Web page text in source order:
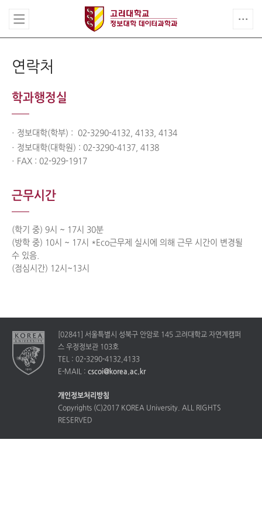
연락처
학과행정실
· 정보대학(학부) : 02-3290-4132, 4133, 4134
· 정보대학(대학원) : 02-3290-4137, 4138
· FAX : 02-929-1917
근무시간
(학기 중) 9시 ~ 17시 30분
(방학 중) 10시 ~ 17시 *Eco근무제 실시에 의해 근무 시간이 변경될
수 있음.
(점심시간) 12시~13시
[02841] 서울특별시 성북구 안암로 145 고려대학교 자연계캠퍼
스 우정정보관 103호
TEL : 02-3290-4132,4133
E-MAIL : cscoi@korea.ac.kr
개인정보처리방침
Copyrights (C)2017 KOREA University. ALL RIGHTS
RESERVED